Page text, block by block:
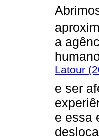
a
Latour
e ser
e essa